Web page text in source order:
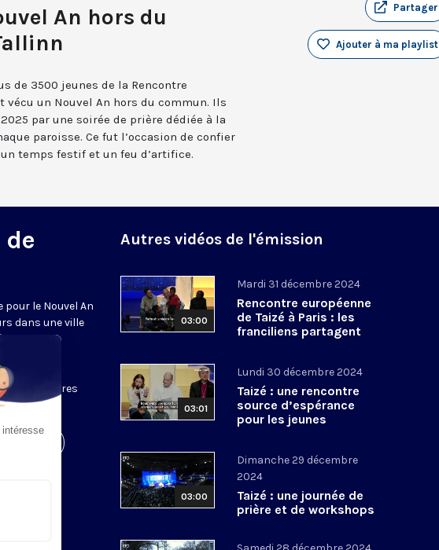
An hors du
Partager
Ajouter à ma playlist
de 3500 jeunes de la Rencontre
vécu un Nouvel An hors du commun. Ils
par une soirée de prière dédiée à la
paroisse. Ce fut l’occasion de confier
temps festif et un feu d’artifice.
pour le Nouvel An
dans une ville
de
de
et sont
ou les centres
Autres vidéos de l'émission
03:00
Mardi 31 décembre 2024
Rencontre européenne
de Taizé à Paris : les
franciliens partagent
03:01
Lundi 30 décembre 2024
Taizé : une rencontre
source d’espérance
pour les jeunes
03:00
Dimanche 29 décembre
2024
Taizé : une journée de
prière et de workshops